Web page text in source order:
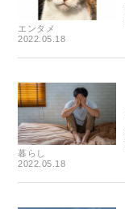
エンタメ
2022.05.18
暮らし
2022.05.18